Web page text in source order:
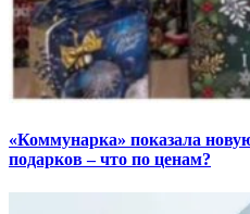
«Коммунарка» показала
подарков – что по ценам?